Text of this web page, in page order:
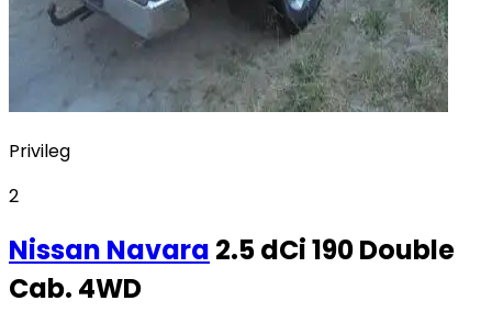
Privileg
2
Nissan Navara 2.5 dCi 190 Double
Cab. 4WD